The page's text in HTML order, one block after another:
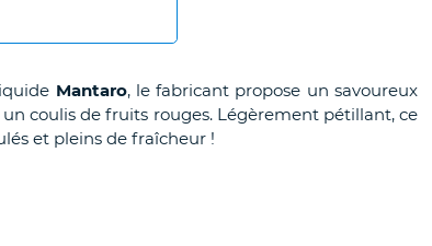
Mantaro, le fabricant propose un savoureux
coulis de fruits rouges. Légèrement pétillant, ce
et pleins de fraîcheur !